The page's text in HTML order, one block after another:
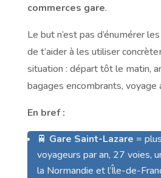
commerces gare.
Le but n’est pas d’énumérer
de t’aider à les utiliser
situation : départ tôt le matin,
bagages encombrants, voyage
En bref :
🚆 Gare Saint-Lazare =
voyageurs par an, 27 voies,
la Normandie et l’Île-de-